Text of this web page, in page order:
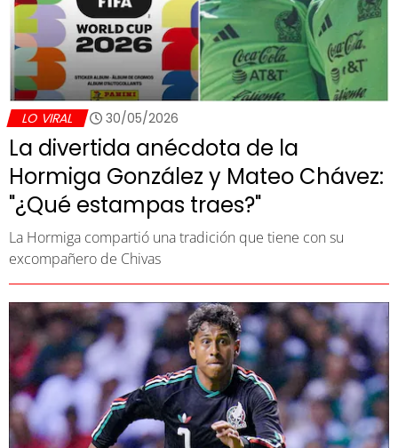
LO VIRAL 30/05/2026
La divertida anécdota de la
Hormiga González y Mateo Chávez:
"¿Qué estampas traes?"
La Hormiga compartió una tradición que tiene con su
excompañero de Chivas